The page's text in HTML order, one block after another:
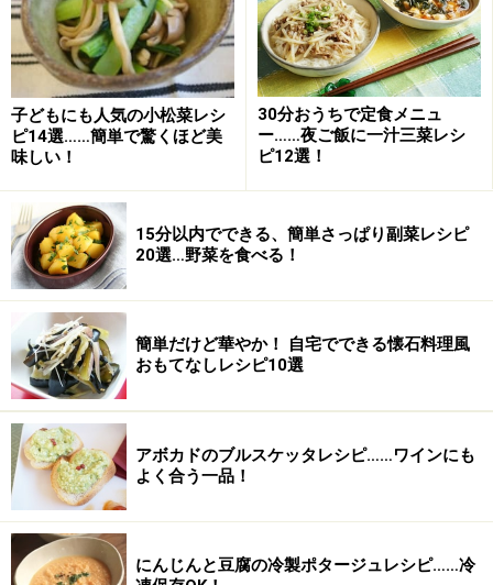
レタスのごまじゃこサラダの作り方・手順
■レタスのごまじゃこサラダの作り方
1
レタスをちぎる
手でちぎったレタスをちぎり、器に盛り付けます。
子どもにも人気の小松菜レシ
ピ14選……簡単で驚くほど美
味しい！
30分おうちで定食メニュ
ー……夜ご飯に一汁三菜レシ
ピ12選！
15分以内でできる、簡単さっぱり副菜レシピ
20選…野菜を食べる！
簡単だけど華やか！ 自宅でできる懐石料理風
おもてなしレシピ10選
アボカドのブルスケッタレシピ……ワインにも
よく合う一品！
にんじんと豆腐の冷製ポタージュレシピ……冷